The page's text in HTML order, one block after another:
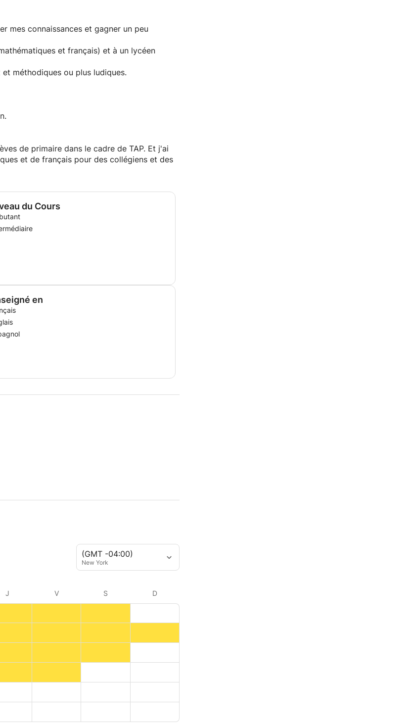
mes connaissances et gagner un peu
et français) et à un lycéen
méthodiques ou plus ludiques.
de primaire dans le cadre de TAP. Et j'ai
et de français pour des collégiens et des
du Cours
en
(GMT -04:00)
New York
J V S D